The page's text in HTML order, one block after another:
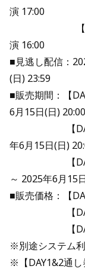
演 17:00
【DAY2】
演 16:00
■見逃し配信：
(日) 23:59
■販売期間：【
6月15日(日) 20:00
【DAY2】
年6月15日(日)
【DAY1&2
～ 2025年6月15
■販売価格：【
【DAY2】
【DAY1&2
※別途システム
※【DAY1&2通し